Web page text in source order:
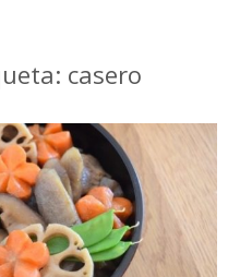
casero